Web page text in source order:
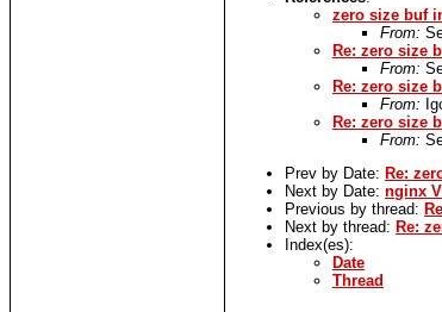
zero size buf
From:
Re: zero size
From:
Re: zero size
From:
Re: zero size
From:
Prev by Date: Re:
Next by Date: nginx
Previous by thread:
Next by thread: Re:
Index(es):
Date
Thread